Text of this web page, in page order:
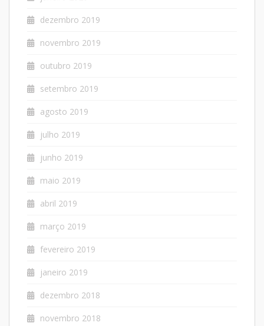
dezembro 2019
novembro 2019
outubro 2019
setembro 2019
agosto 2019
julho 2019
junho 2019
maio 2019
abril 2019
março 2019
fevereiro 2019
janeiro 2019
dezembro 2018
novembro 2018